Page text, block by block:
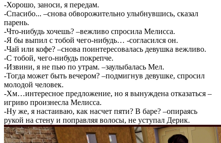
-Хорошо, заноси, я передам.
-Спасибо... –снова обворожительно улыбнувшись, сказал
парень.
-Что-нибудь хочешь? –вежливо спросила Мелисса.
-Я бы выпил с тобой чего-нибудь… -согласился он.
-Чай или кофе? –снова поинтересовалась девушка вежливо.
-С тобой, чего-нибудь покрепче.
-Извини, я не пью по утрам. –заулыбалась Мел.
-Тогда может быть вечером? –подмигнув девушке, спросил
молодой человек.
-Хм…интересное предложение, но я вынуждена отказаться –
игриво произнесла Мелисса.
-Ну же, я настаиваю, как насчет пяти? В баре? –опираясь
рукой на стену и поправляя волосы, не уступал Дерик.